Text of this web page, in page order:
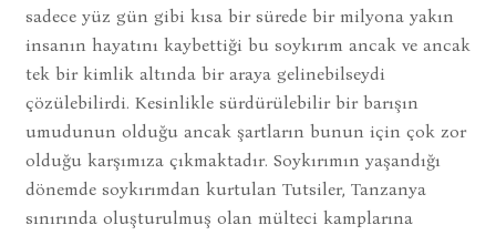
sadece yüz gün gibi kısa bir sürede bir milyona yakın
insanın hayatını kaybettiği bu soykırım ancak ve ancak
tek bir kimlik altında bir araya gelinebilseydi
çözülebilirdi. Kesinlikle sürdürülebilir bir barışın
umudunun olduğu ancak şartların bunun için çok zor
olduğu karşımıza çıkmaktadır. Soykırımın yaşandığı
dönemde soykırımdan kurtulan Tutsiler, Tanzanya
sınırında oluşturulmuş olan mülteci kamplarına